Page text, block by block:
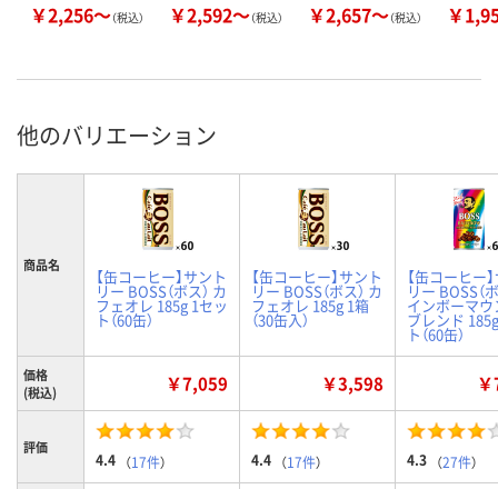
￥2,256～（税込） ￥2,592～（税込） ￥2,657～（税込） ￥
他のバリエーション
商品名
【缶コーヒー】サント
リー BOSS（ボス） カ
フェオレ 185g 1セッ
ト（60缶）
【缶コーヒー】サント
リー BOSS（ボス） カ
フェオレ 185g 1箱
（30缶入）
【缶コーヒー
リー BOSS（
インボーマ
ブレンド
ト（60缶）
価格
(税込)
￥7,059 ￥3,598
評価
4.4 （17件） 4.4 （17件） 4.3 （27件）